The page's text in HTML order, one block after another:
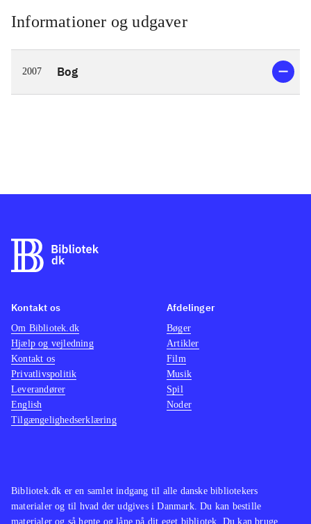
Informationer og udgaver
2007 Bog
Bibliotek.dk er en samlet indgang til alle danske bibliotekers
materialer og til hvad der udgives i Danmark. Du kan bestille
materialer og så hente og låne på dit eget bibliotek. Du kan bruge
Kontakt os
Om Bibliotek.dk
Hjælp og vejledning
Kontakt os
Privatlivspolitik
Leverandører
English
Tilgængelighedserklæring
Afdelinger
Bøger
Artikler
Film
Musik
Spil
Noder